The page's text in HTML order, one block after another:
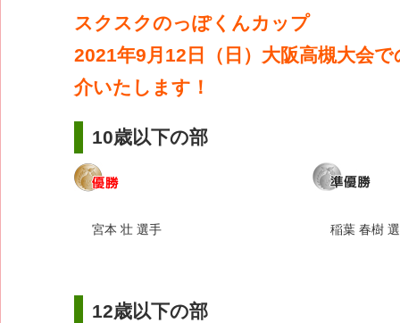
スクスクのっぽくんカップ
2021年9月12日（日）大阪高槻大会
介いたします！
10歳以下の部
宮本 壮 選手 稲葉 春樹
12歳以下の部